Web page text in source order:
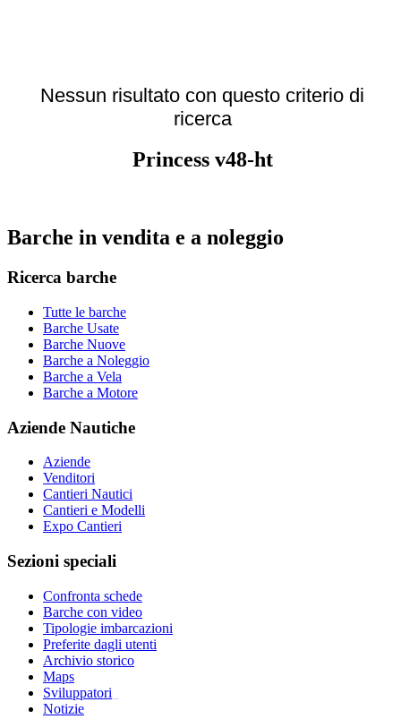
Nessun risultato con questo criterio di
ricerca
Princess v48-ht
Barche in vendita e a noleggio
Ricerca barche
Tutte le barche
Barche Usate
Barche Nuove
Barche a Noleggio
Barche a Vela
Barche a Motore
Aziende Nautiche
Aziende
Venditori
Cantieri Nautici
Cantieri e Modelli
Expo Cantieri
Sezioni speciali
Confronta schede
Barche con video
Tipologie imbarcazioni
Preferite dagli utenti
Archivio storico
Maps
Sviluppatori
Notizie